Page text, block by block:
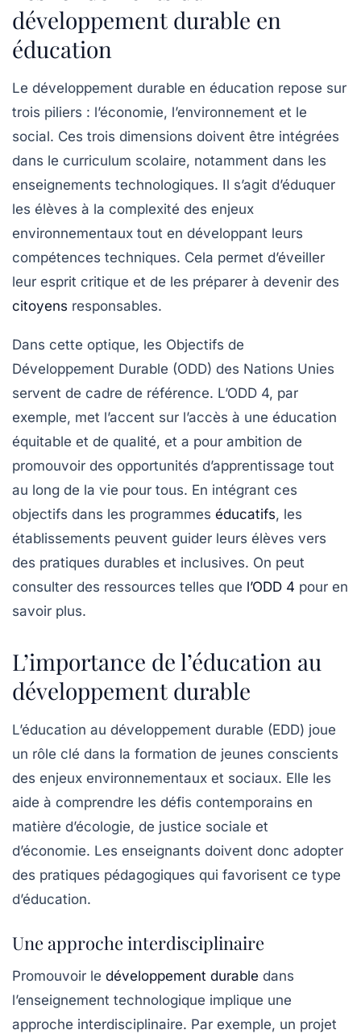
développement durable en
éducation
Le développement durable en éducation repose sur
trois piliers : l’économie, l’environnement et le
social. Ces trois dimensions doivent être intégrées
dans le curriculum scolaire, notamment dans les
enseignements technologiques. Il s’agit d’éduquer
les élèves à la complexité des enjeux
environnementaux tout en développant leurs
compétences techniques. Cela permet d’éveiller
leur esprit critique et de les préparer à devenir des
citoyens responsables.
Dans cette optique, les Objectifs de
Développement Durable (ODD) des Nations Unies
servent de cadre de référence. L’ODD 4, par
exemple, met l’accent sur l’accès à une éducation
équitable et de qualité, et a pour ambition de
promouvoir des opportunités d’apprentissage tout
au long de la vie pour tous. En intégrant ces
objectifs dans les programmes éducatifs, les
établissements peuvent guider leurs élèves vers
des pratiques durables et inclusives. On peut
consulter des ressources telles que l’ODD 4 pour en
savoir plus.
L’importance de l’éducation au
développement durable
L’éducation au développement durable (EDD) joue
un rôle clé dans la formation de jeunes conscients
des enjeux environnementaux et sociaux. Elle les
aide à comprendre les défis contemporains en
matière d’écologie, de justice sociale et
d’économie. Les enseignants doivent donc adopter
des pratiques pédagogiques qui favorisent ce type
d’éducation.
Une approche interdisciplinaire
Promouvoir le développement durable dans
l’enseignement technologique implique une
approche interdisciplinaire. Par exemple, un projet